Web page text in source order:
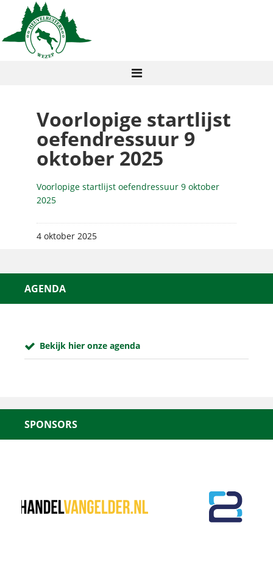
Voorlopige startlijst
oefendressuur 9
oktober 2025
Voorlopige startlijst oefendressuur 9 oktober
2025
4 oktober 2025
AGENDA
Bekijk hier onze agenda
SPONSORS